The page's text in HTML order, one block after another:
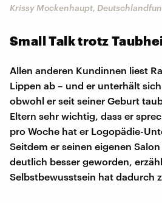
Krissy Mockenhaupt,
Small Talk trotz
Allen anderen Kundinnen liest
Lippen ab – und er unterhält
obwohl er seit seiner Geburt
Eltern sehr wichtig, dass er
pro Woche hat er Logopädie-
Seitdem er seinen eigenen
deutlich besser geworden,
Selbstbewusstsein hat dadurch